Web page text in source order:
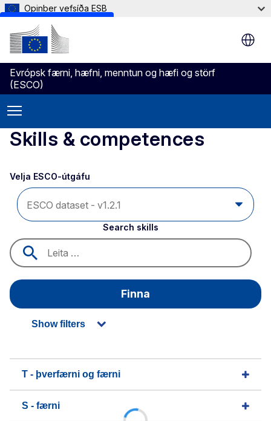
Skip to main content
Opinber vefsíða ESB
Evrópsk færni, hæfni, menntun og hæfi og störf
(ESCO)
Skills & competences
Velja ESCO-útgáfu
Search skills
Finna
Show filters
T - þverfærni og færni
S - færni